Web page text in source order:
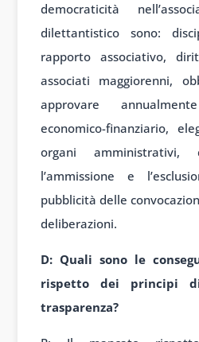
democraticità
dilettantistico sono:
rapporto associativo,
associati maggiorenni,
approvare
economico-finanziario,
organi
l’ammissione e
pubblicità delle
deliberazioni.
D: Quali sono le
rispetto dei principi
trasparenza?